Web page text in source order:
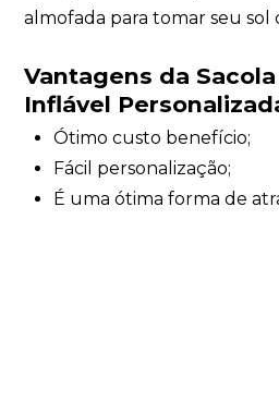
almofada para tomar seu
Vantagens da
Inflável
Ótimo custo benefício;
Fácil personalização;
É uma ótima forma de